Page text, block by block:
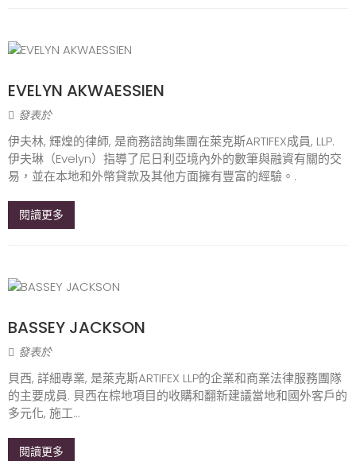
EVELYN AKWAESSIEN
發表於
伊夫林, 輝煌的律師, 是商務諮詢集團在萊克斯ARTIFEX成員, LLP.
伊夫琳（Evelyn）指導了尼日利亞境內外的數筆與融資有關的交
易，並在本地和外幣貸款及其他方面擁有豐富的經驗。.
閱讀更多
BASSEY JACKSON
發表於
貝西, 詳細專業, 是萊克斯ARTIFEX LLP的企業和商業法律服務團隊
的主要成員. 貝西在棕地項目的收購和翻新建議當地和國外客戶的
多元化, 施工...
閱讀更多